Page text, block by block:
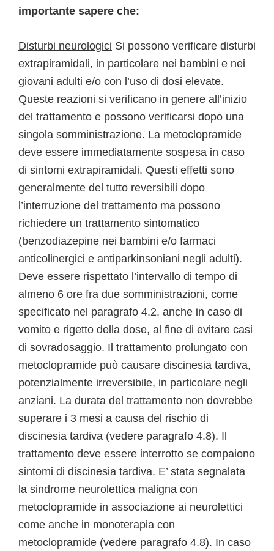
importante sapere che:
Disturbi neurologici Si possono verificare disturbi
extrapiramidali, in particolare nei bambini e nei
giovani adulti e/o con l’uso di dosi elevate.
Queste reazioni si verificano in genere all’inizio
del trattamento e possono verificarsi dopo una
singola somministrazione. La metoclopramide
deve essere immediatamente sospesa in caso
di sintomi extrapiramidali. Questi effetti sono
generalmente del tutto reversibili dopo
l’interruzione del trattamento ma possono
richiedere un trattamento sintomatico
(benzodiazepine nei bambini e/o farmaci
anticolinergici e antiparkinsoniani negli adulti).
Deve essere rispettato l’intervallo di tempo di
almeno 6 ore fra due somministrazioni, come
specificato nel paragrafo 4.2, anche in caso di
vomito e rigetto della dose, al fine di evitare casi
di sovradosaggio. Il trattamento prolungato con
metoclopramide può causare discinesia tardiva,
potenzialmente irreversibile, in particolare negli
anziani. La durata del trattamento non dovrebbe
superare i 3 mesi a causa del rischio di
discinesia tardiva (vedere paragrafo 4.8). Il
trattamento deve essere interrotto se compaiono
sintomi di discinesia tardiva. E’ stata segnalata
la sindrome neurolettica maligna con
metoclopramide in associazione ai neurolettici
come anche in monoterapia con
metoclopramide (vedere paragrafo 4.8). In caso